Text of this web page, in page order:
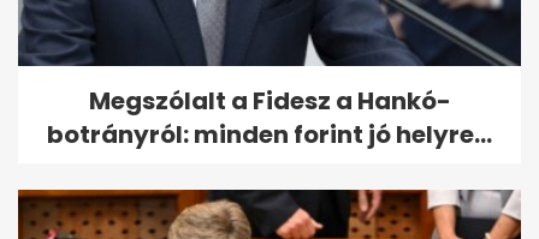
Megszólalt a Fidesz a Hankó-
botrányról: minden forint jó helyre...